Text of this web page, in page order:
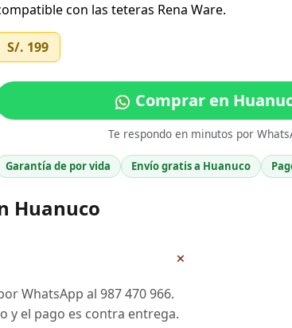
con las teteras Rena Ware.
S/. 199
Comprar en
Te respondo en minutos por
Garantía de por vida Envío gratis a Huanuco
Huanuco
+
WhatsApp al 987 470 966.
y el pago es contra entrega.